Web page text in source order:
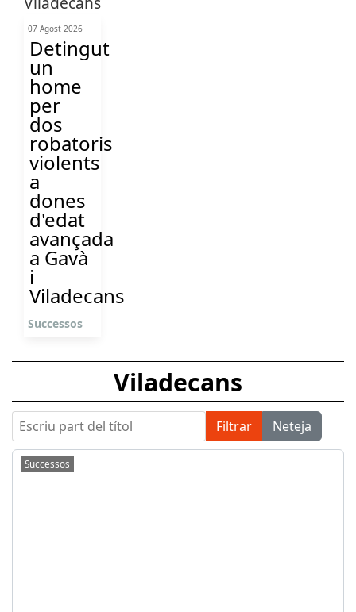
07 Agost 2026
Detingut
un
home
per
dos
robatoris
violents
a
dones
d'edat
avançada
a Gavà
i
Viladecans
Successos
Viladecans
Escriu part del títol Filtrar Neteja
Successos